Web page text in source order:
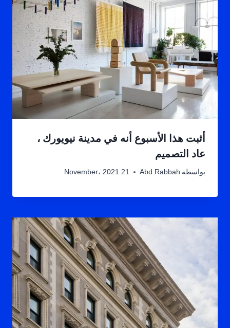
أثبت هذا الأسبوع أنه في مدينة نيويورك ،
عاد التصميم
بواسطة Abd Rabbah 21 November، 2021